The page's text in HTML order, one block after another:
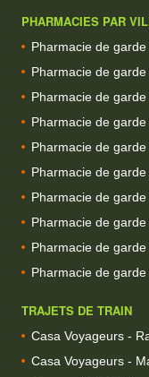
PHARMACIES PAR
Pharmacie de
Pharmacie de
Pharmacie de
Pharmacie de garde
Pharmacie de
Pharmacie de garde
Pharmacie de garde
Pharmacie de garde
Pharmacie de
Pharmacie de
TRAJETS DE TRAIN
Casa Voyageurs -
Casa Voyageurs -